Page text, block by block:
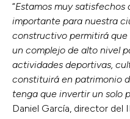
“Estamos muy satisfechos
importante para nuestra
constructivo permitirá
un complejo de alto nivel
actividades deportivas,
constituirá en patrimonio
tenga que invertir un solo
Daniel García, director del